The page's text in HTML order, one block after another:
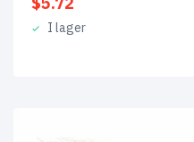
I lager